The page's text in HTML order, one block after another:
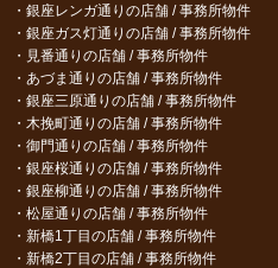
銀座レンガ通りの店舗 / 事務所物件
銀座ガス灯通りの店舗 / 事務所物件
見番通りの店舗 / 事務所物件
あづま通りの店舗 / 事務所物件
銀座三原通りの店舗 / 事務所物件
木挽町通りの店舗 / 事務所物件
御門通りの店舗 / 事務所物件
銀座桜通りの店舗 / 事務所物件
銀座柳通りの店舗 / 事務所物件
松屋通りの店舗 / 事務所物件
新橋1丁目の店舗 / 事務所物件
新橋2丁目の店舗 / 事務所物件